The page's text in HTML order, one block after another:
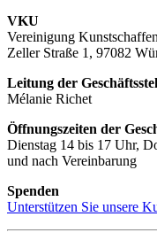
VKU
Vereinigung
Zeller Straße 1, 97082
Leitung der
Mélanie Richet
Öffnungszeiten der
Dienstag 14 bis 17 Uhr,
und nach Vereinbarung
Spenden
Unterstützen Sie unsere